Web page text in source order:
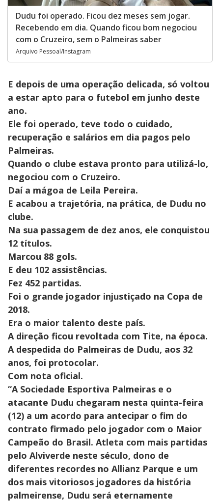
Dudu foi operado. Ficou dez meses sem jogar.
Recebendo em dia. Quando ficou bom negociou
com o Cruzeiro, sem o Palmeiras saber
Arquivo Pessoal/Instagram
E depois de uma operação delicada, só voltou
a estar apto para o futebol em junho deste
ano.
Ele foi operado, teve todo o cuidado,
recuperação e salários em dia pagos pelo
Palmeiras.
Quando o clube estava pronto para utilizá-lo,
negociou com o Cruzeiro.
Daí a mágoa de Leila Pereira.
E acabou a trajetória, na prática, de Dudu no
clube.
Na sua passagem de dez anos, ele conquistou
12 títulos.
Marcou 88 gols.
E deu 102 assistências.
Fez 452 partidas.
Foi o grande jogador injustiçado na Copa de
2018.
Era o maior talento deste país.
A direção ficou revoltada com Tite, na época.
A despedida do Palmeiras de Dudu, aos 32
anos, foi protocolar.
Com nota oficial.
“A Sociedade Esportiva Palmeiras e o
atacante Dudu chegaram nesta quinta-feira
(12) a um acordo para antecipar o fim do
contrato firmado pelo jogador com o Maior
Campeão do Brasil. Atleta com mais partidas
pelo Alviverde neste século, dono de
diferentes recordes no Allianz Parque e um
dos mais vitoriosos jogadores da história
palmeirense, Dudu será eternamente